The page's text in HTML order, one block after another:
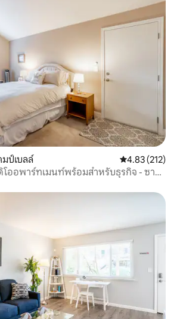
ป์เบลล์ คะแนนเฉลี่ย
4.83 (212)
โออพาร์ทเมนท์พร้อมสำหรับธุรกิจ - ซาน